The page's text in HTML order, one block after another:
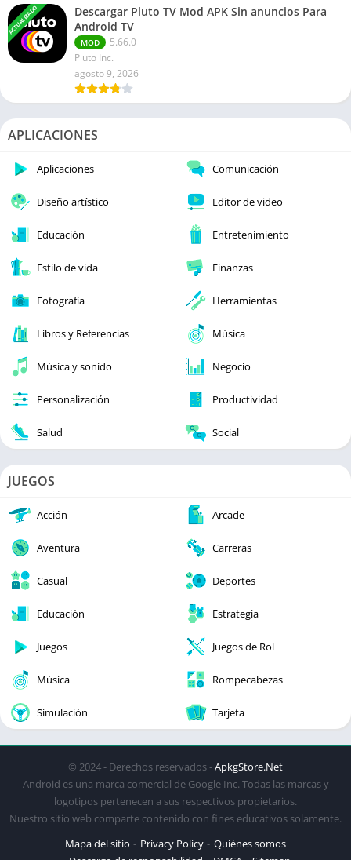
ACTUALIZADO
Descargar Pluto TV Mod APK Sin anuncios Para
Android TV
MOD
5.66.0
Pluto Inc.
agosto 9, 2026
APLICACIONES
Aplicaciones Comunicación
Diseño artístico Editor de video
Educación Entretenimiento
Estilo de vida Finanzas
Fotografía Herramientas
Libros y Referencias Música
Música y sonido Negocio
Personalización Productividad
Salud Social
JUEGOS
Acción Arcade
Aventura Carreras
Casual Deportes
Educación Estrategia
Juegos Juegos de Rol
Música Rompecabezas
Simulación Tarjeta
© 2024 - Derechos reservados -ApkgStore.Net
Android es una marca comercial de Google Inc. Todas las marcas y
logotipos pertenecen a sus respectivos propietarios.
Nuestro sitio web comparte contenido con fines educativos solamente.
Mapa del sitio
Privacy Policy
Quiénes somos